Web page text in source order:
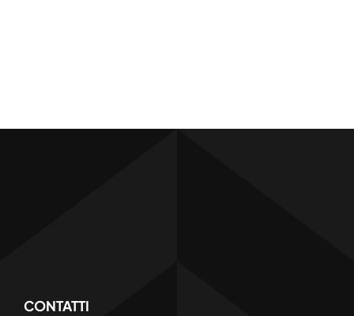
CONTATTI